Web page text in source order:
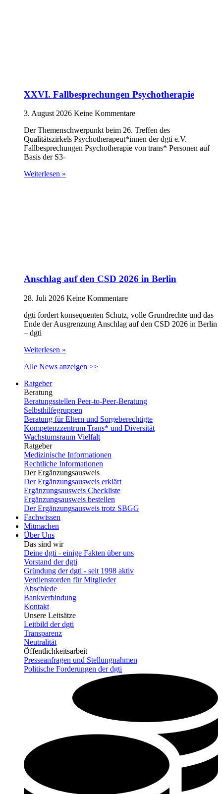
XXVI. Fallbesprechungen Psychotherapie
3. August 2026 Keine Kommentare
Der Themenschwerpunkt beim 26. Treffen des
Qualitätszirkels Psychotherapeut*innen der dgti e.V.
Fallbesprechungen Psychotherapie von trans* Personen auf
Basis der S3-
Weiterlesen »
Anschlag auf den CSD 2026 in Berlin
28. Juli 2026 Keine Kommentare
dgti fordert konsequenten Schutz, volle Grundrechte und das
Ende der Ausgrenzung Anschlag auf den CSD 2026 in Berlin
– dgti
Weiterlesen »
Alle News anzeigen >>
Ratgeber
Beratung
Beratungsstellen Peer-to-Peer-Beratung
Selbsthilfegruppen
Beratung für Eltern und Sorgeberechtigte
Kompetenzzentrum Trans* und Diversität
Wachstumsraum Vielfalt
Ratgeber
Medizinische Informationen
Rechtliche Informationen
Der Ergänzungsausweis
Der Ergänzungsausweis erklärt
Ergänzungsausweis Checkliste
Ergänzungsausweis bestellen
Der Ergänzungsausweis trotz SBGG
Fachwissen
Mitmachen
Über Uns
Das sind wir
Deine dgti - einige Fakten über uns
Vorstand der dgti
Gründung der dgti - seit 1998 aktiv
Verdienstorden für Mitglieder
Abschiede
Bankverbindung
Kontakt
Unsere Leitsätze
Leitbild der dgti
Transparenz
Neutralität
Öffentlichkeitsarbeit
Presseanfragen und Stellungnahmen
Politische Forderungen der dgti